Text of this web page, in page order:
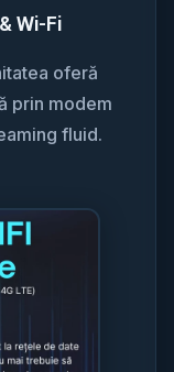
Wi-Fi
oferă
prin modem
fluid.